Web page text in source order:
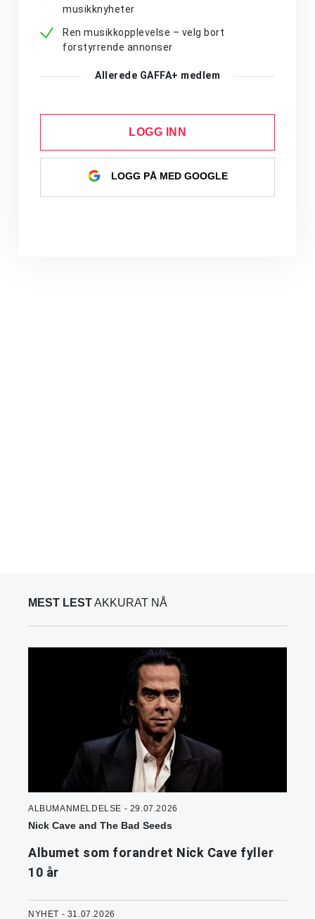
musikknyheter
Ren musikkopplevelse – velg bort
forstyrrende annonser
Allerede GAFFA+ medlem
LOGG INN
LOGG PÅ MED GOOGLE
MEST LESTAKKURAT NÅ
ALBUMANMELDELSE - 29.07.2026
Nick Cave and The Bad Seeds
Albumet som forandret Nick Cave fyller
10 år
NYHET - 31.07.2026